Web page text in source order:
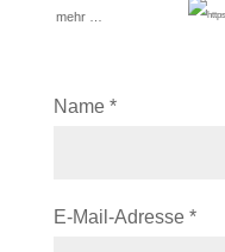
mehr …
Name *
E-Mail-Adresse *